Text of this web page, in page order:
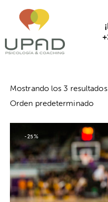
Mostrando los 3 resultados
-25%